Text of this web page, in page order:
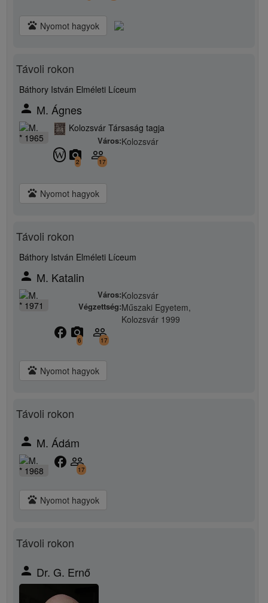
pets Nyomot hagyok
Távoli rokon
Báthory István Elméleti Líceum
person M. Ágnes
* 1965
Kolozsvár Társaság tagja
Város:Kolozsvár
W camera_alt
2 people_outline
17
pets Nyomot hagyok
Távoli rokon
Báthory István Elméleti Líceum
person M. Katalin
* 1971
Város:Kolozsvár
Végzettség:Műszaki Egyetem,
Kolozsvár 1999
facebook camera_alt
6
people_outline
17
pets Nyomot hagyok
Távoli rokon
person M. Ádám
* 1968
facebook people_outline
17
pets Nyomot hagyok
Távoli rokon
person Dr. G. Ernő